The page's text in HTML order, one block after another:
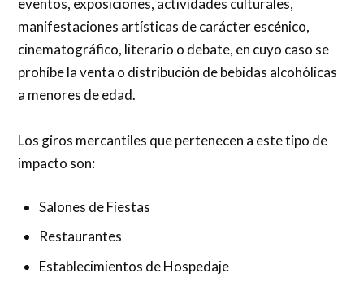
eventos, exposiciones, actividades culturales,
manifestaciones artísticas de carácter escénico,
cinematográfico, literario o debate, en cuyo caso se
prohíbe la venta o distribución de bebidas alcohólicas
a menores de edad.
Los giros mercantiles que pertenecen a este tipo de
impacto son:
Salones de Fiestas
Restaurantes
Establecimientos de Hospedaje